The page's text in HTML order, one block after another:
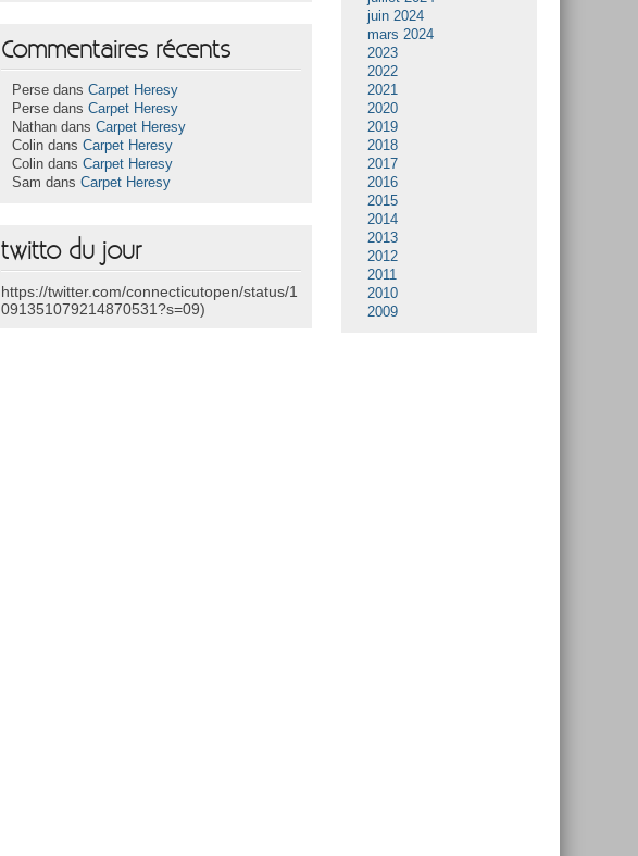
Commentaires récents
Perse dansCarpet Heresy
Perse dansCarpet Heresy
Nathan dansCarpet Heresy
Colin dansCarpet Heresy
Colin dansCarpet Heresy
Sam dansCarpet Heresy
twitto du jour
https://twitter.com/connecticutopen/status/1
091351079214870531?s=09)
juin 2024
mars 2024
2023
2022
2021
2020
2019
2018
2017
2016
2015
2014
2013
2012
2011
2010
2009